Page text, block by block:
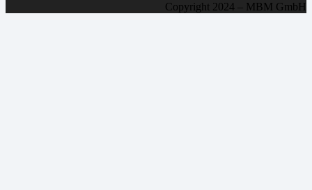
Copyright 2024 – MBM GmbH